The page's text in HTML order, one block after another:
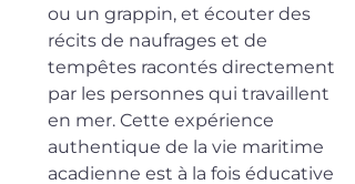
ou un grappin, et écouter des
récits de naufrages et de
tempêtes racontés directement
par les personnes qui travaillent
en mer. Cette expérience
authentique de la vie maritime
acadienne est à la fois éducative